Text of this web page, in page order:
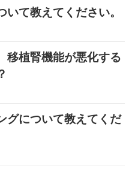
て教えてください。
移植腎機能が悪化する
グについて教えてくだ